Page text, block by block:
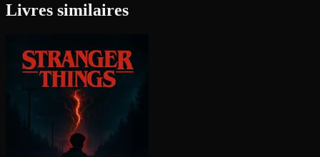
Livres similaires